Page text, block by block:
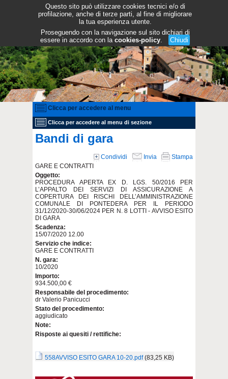
Questo sito può utilizzare cookies tecnici e/o di
profilazione, anche di terze parti, al fine di migliorare
la tua esperienza utente.
Proseguendo con la navigazione sul sito dichiari di
essere in accordo con la cookies-policy. Chiudi
Clicca per accedere al menu
Clicca per accedere al menu di sezione
Bandi di gara
Condividi Invia
Stampa
GARE E CONTRATTI
Oggetto:
PROCEDURA APERTA EX D. LGS. 50/2016 PER
L’APPALTO DEI SERVIZI DI ASSICURAZIONE A
COPERTURA DEI RISCHI DELL’AMMINISTRAZIONE
COMUNALE DI PONTEDERA PER IL PERIODO
31/12/2020-30/06/2024 PER N. 8 LOTTI - AVVISO ESITO
DI GARA
Scadenza:
15/07/2020 12.00
Servizio che indice:
GARE E CONTRATTI
N. gara:
10/2020
Importo:
934.500,00 €
Responsabile del procedimento:
dr Valerio Panicucci
Stato del procedimento:
aggiudicato
Note:
Risposte ai quesiti / rettifiche:
558AVVISO ESITO GARA 10-20.pdf (83,25 KB)